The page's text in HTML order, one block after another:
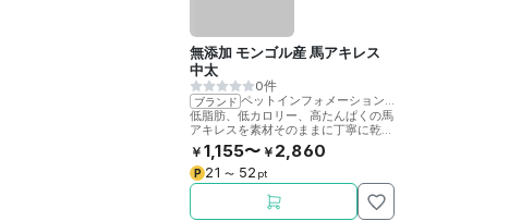
無添加 モンゴル産 馬アキレス
中太
0件
ブランド
ペットインフォメーションラック
低脂肪、低カロリー、高たんぱくの馬
アキレスを素材そのままに丁寧に乾燥
させました。噛むことで歯の健康をサ
ポート。
￥ 1,155〜 ￥ 2,860
P 21 〜 52 pt